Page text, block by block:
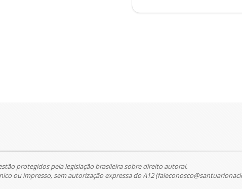
protegidos pela legislação brasileira sobre direito autoral.
ou impresso, sem autorização expressa do A12